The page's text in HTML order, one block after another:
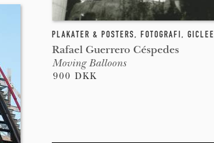
PLAKATER & POSTERS, FOTOGRAFI, GICLEE
Rafael Guerrero Céspedes
Moving Balloons
900 DKK